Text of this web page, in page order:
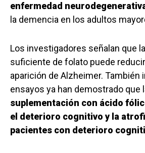
enfermedad
la demencia en los adultos
Los investigadores señalan que
suficiente de folato puede
aparición de Alzheimer. También
ensayos ya han demostrado que
suplementación con ácido
el deterioro cognitivo y la
pacientes con deterioro